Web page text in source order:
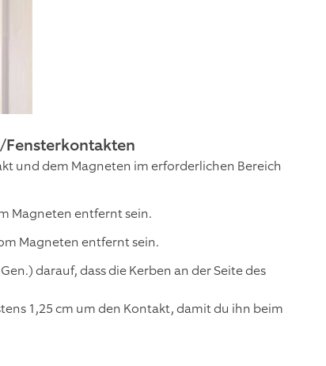
und dem Magneten im erforderlichen Bereich
Magneten entfernt sein.
Magneten entfernt sein.
darauf, dass die Kerben an der Seite des
1,25 cm um den Kontakt, damit du ihn beim